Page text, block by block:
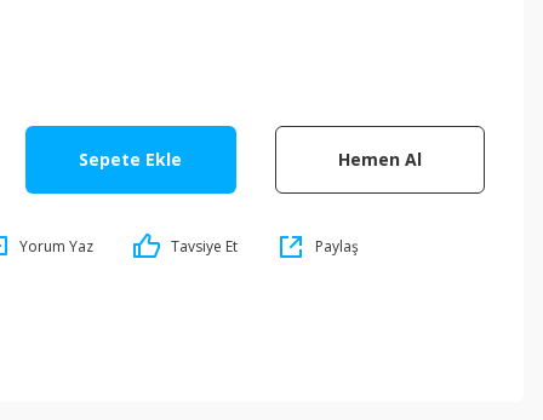
Sepete Ekle Hemen Al
Yorum Yaz Tavsiye Et Paylaş